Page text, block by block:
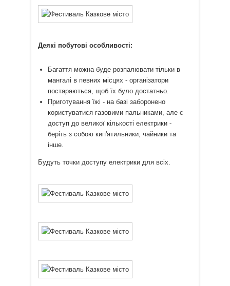
Деякі побутові особливості:
Багаття можна буде розпалювати тільки в
мангалі в певних місцях - організатори
постараються, щоб їх було достатньо.
Приготування їжі - на базі заборонено
користуватися газовими пальниками, але є
доступ до великої кількості електрики -
беріть з собою кип'ятильники, чайники та
інше.
Будуть точки доступу електрики для всіх.